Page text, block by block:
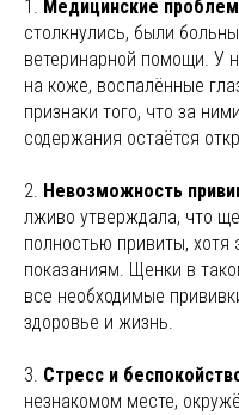
1. Медицинские
столкнулись, были
ветеринарной помощи. У
на коже, воспалённые
признаки того, что за
содержания остаётся
2. Невозможность
лживо утверждала, что
полностью привиты,
показаниям. Щенки в
все необходимые
здоровье и жизнь.
3. Стресс и
незнакомом месте,